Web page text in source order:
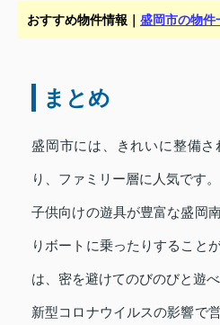
おすすめ物件情報｜ 盛岡市の物件
まとめ
盛岡市には、きれいに整備
り、ファミリー層に人気です。
子供向けの遊具が豊富な盛岡
りボートに乗ったりすること
は、密を避けてのびのびと遊べ
新型コロナウイルスの影響で